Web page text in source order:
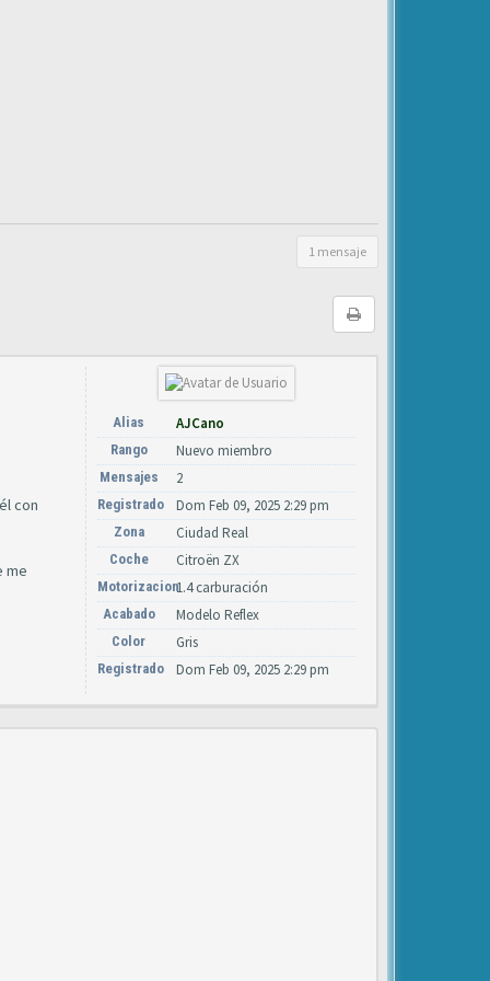
1 mensaje
con
me
Alias AJCano
Rango Nuevo miembro
Mensajes 2
Registrado Dom Feb 09, 2025 2:29 pm
Zona Ciudad Real
Coche Citroën ZX
Motorizacion1.4 carburación
Acabado Modelo Reflex
Color Gris
Registrado Dom Feb 09, 2025 2:29 pm